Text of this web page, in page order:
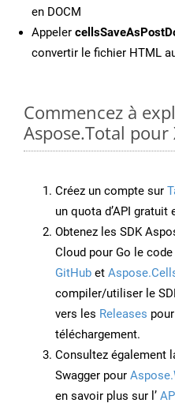
en DOCM
Appeler
convertir le fichier HTML
Commencez à
Aspose.Total pour
Créez un compte sur
un quota d’API
Obtenez les SDK
Cloud pour Go le
GitHub et
compiler/utiliser le
vers les Releases
téléchargement.
Consultez également
Swagger pour
en savoir plus sur l’